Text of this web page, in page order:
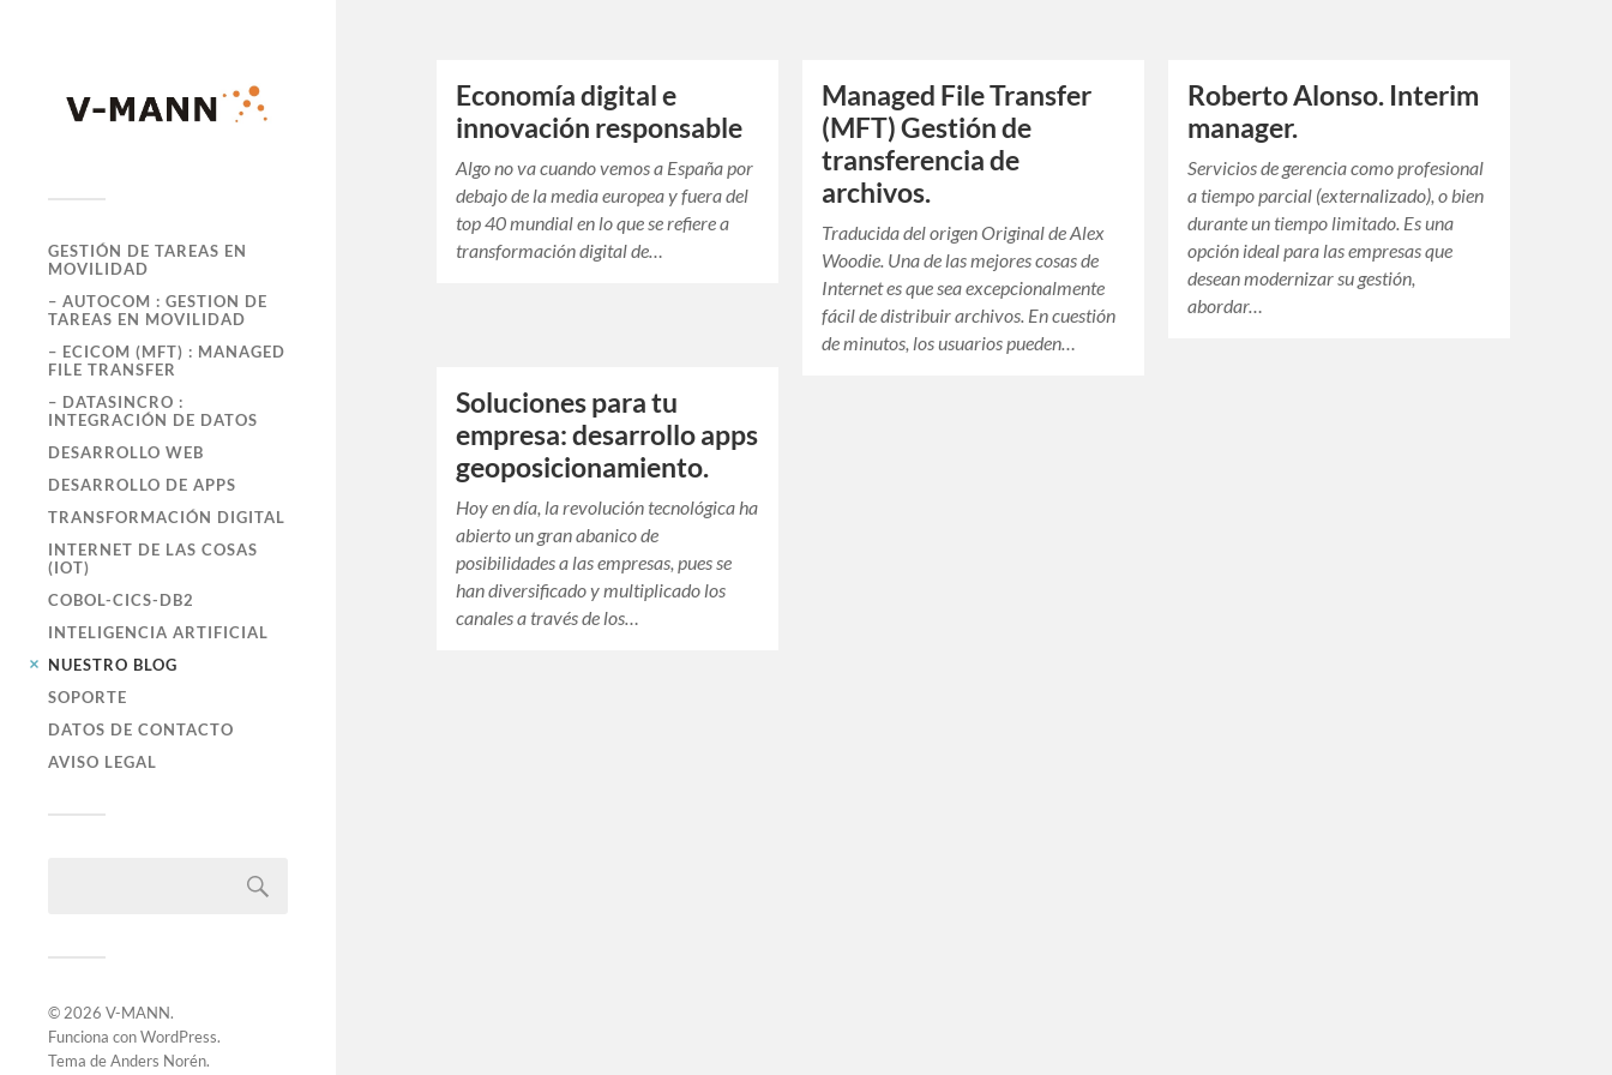
GESTIÓN DE TAREAS EN
MOVILIDAD
– AUTOCOM : GESTION DE
TAREAS EN MOVILIDAD
– ECICOM (MFT) : MANAGED
FILE TRANSFER
– DATASINCRO :
INTEGRACIÓN DE DATOS
DESARROLLO WEB
DESARROLLO DE APPS
TRANSFORMACIÓN DIGITAL
INTERNET DE LAS COSAS
(IOT)
COBOL-CICS-DB2
INTELIGENCIA ARTIFICIAL
NUESTRO BLOG
SOPORTE
DATOS DE CONTACTO
AVISO LEGAL
© 2026 V-MANN.
Funciona conWordPress.
Tema deAnders Norén.
Economía digital e
innovación responsable
Algo no va cuando vemos a España por
debajo de la media europea y fuera del
top 40 mundial en lo que se refiere a
transformación digital de…
Managed File Transfer
(MFT) Gestión de
transferencia de
archivos.
Traducida del origen Original de Alex
Woodie. Una de las mejores cosas de
Internet es que sea excepcionalmente
fácil de distribuir archivos. En cuestión
de minutos, los usuarios pueden…
Roberto Alonso. Interim
manager.
Servicios de gerencia como profesional
a tiempo parcial (externalizado), o bien
durante un tiempo limitado. Es una
opción ideal para las empresas que
desean modernizar su gestión,
abordar…
Soluciones para tu
empresa: desarrollo apps
geoposicionamiento.
Hoy en día, la revolución tecnológica ha
abierto un gran abanico de
posibilidades a las empresas, pues se
han diversificado y multiplicado los
canales a través de los…